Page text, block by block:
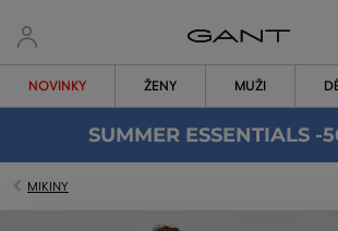
NOVINKY ŽENY MUŽI
SUMMER ESSENTIALS -
MIKINY